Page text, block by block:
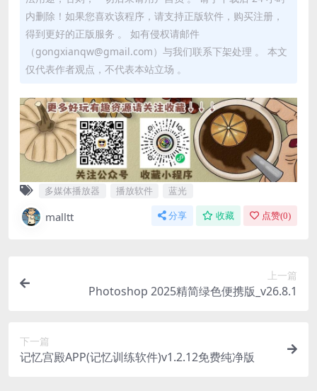
内删除！如果您喜欢该程序，请支持正版软件，购买注册，
得到更好的正版服务 。 如有侵权请邮件
（gongxianqw@gmail.com）与我们联系下架处理 。 本文
仅代表作者观点，不代表本站立场 。
多媒体播放器 播放软件 蓝光
malltt 分享 收藏 点赞(0)
上一篇
Photoshop 2025精简绿色便携版_v26.8.1
下一篇
记忆宫殿APP(记忆训练软件)v1.2.12免费纯净版